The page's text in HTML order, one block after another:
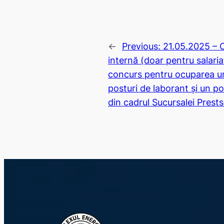
← Previous: 21.05.2025 –
internă (doar pentru
concurs pentru ocuparea
posturi de laborant și un
din cadrul Sucursalei